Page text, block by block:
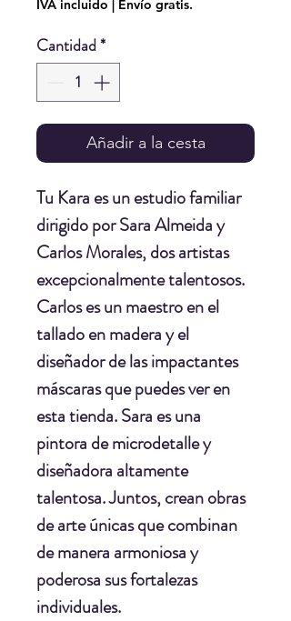
IVA incluido | Envío gratis.
Cantidad*
Añadir a la cesta
Tu Kara es un estudio familiar
dirigido porSara Almeiday
Carlos Morales, dos artistas
excepcionalmente talentosos.
Carlos es un maestro en el
tallado en madera y el
diseñador de las impactantes
máscaras que puedes ver en
esta tienda. Sara es una
pintora de microdetalle y
diseñadora altamente
talentosa. Juntos, crean obras
de arte únicas que combinan
de manera armoniosa y
poderosa sus fortalezas
individuales.